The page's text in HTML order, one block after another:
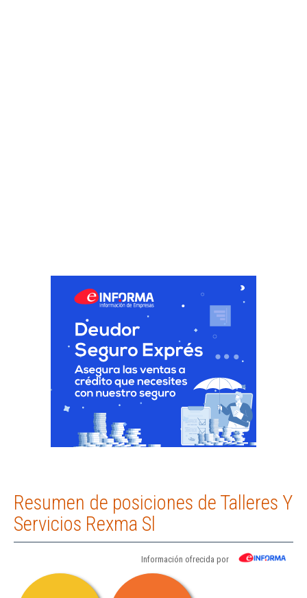
Resumen de posiciones de Talleres Y
Servicios Rexma Sl
Información ofrecida por